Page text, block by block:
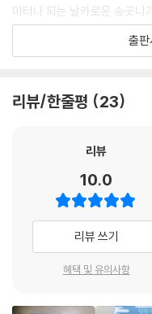
미터나 되는 날카로운 송곳니
삶을 즐기던 거대 유인원 기
물 자이언트 북극곰, 지구상
순간, 무시무시한 악행까지 흥
게 만날 수 있는 논픽션 그림
의 무시무시하고 엉뚱하고
빙하기로 떠나는 재미있는 시
떤 신체적 특징을 갖고 있었
출판
리뷰/한줄평 23
리뷰
10.0
리뷰 쓰기
혜택 및 유의사항